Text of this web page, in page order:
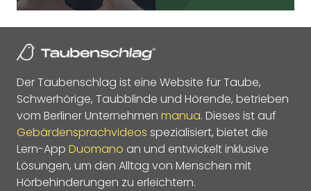
Der Taubenschlag ist eine Website für Taube,
Schwerhörige, Taubblinde und Hörende, betrieben
vom Berliner Unternehmen manua. Dieses ist auf
Gebärdensprachvideos spezialisiert, bietet die
Lern-App Duomano an und entwickelt inklusive
Lösungen, um den Alltag von Menschen mit
Hörbehinderungen zu erleichtern.